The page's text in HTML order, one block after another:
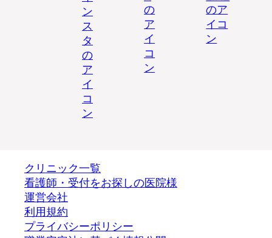
クリニック一覧
看護師・受付をお探しの医院様
運営会社
利用規約
プライバシーポリシー